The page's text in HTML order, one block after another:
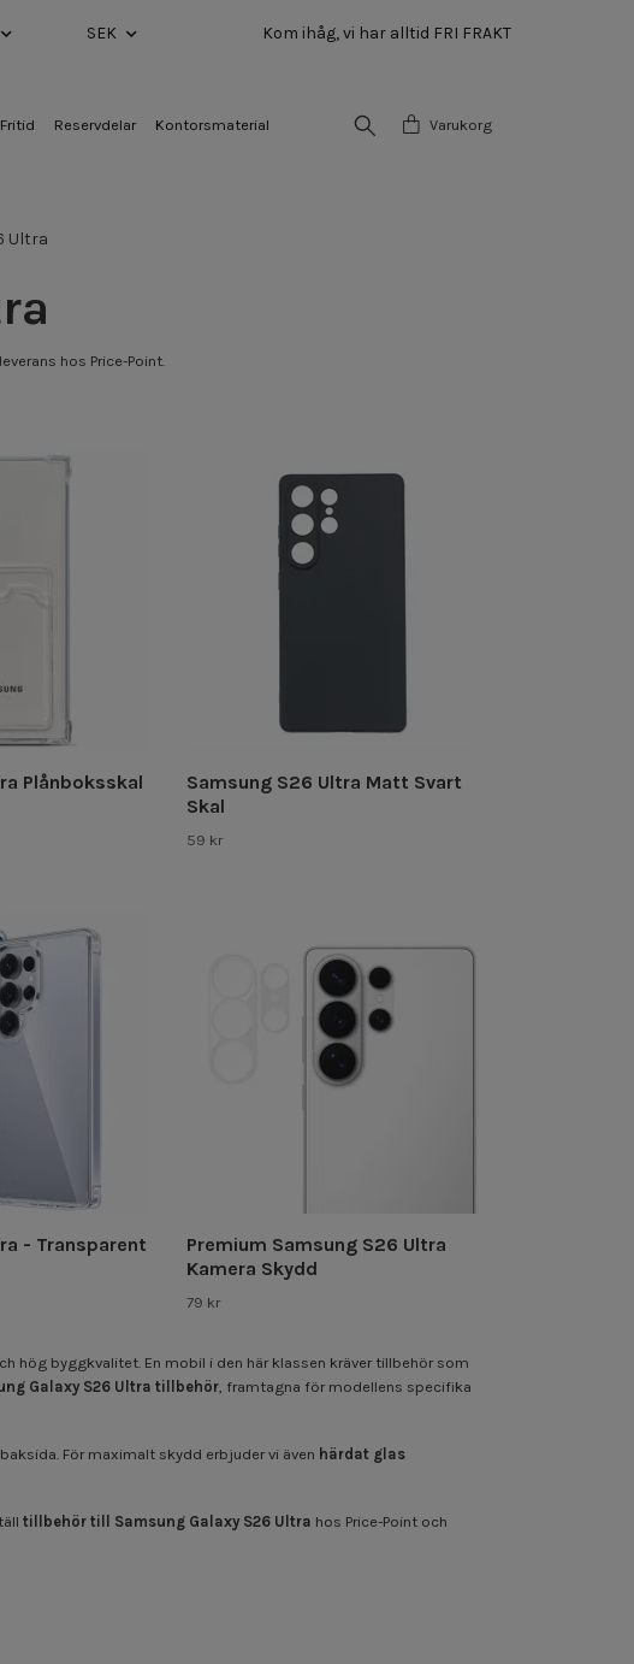
SEK Kom ihåg, vi har alltid FRI FRAKT
Reservdelar Kontorsmaterial Varukorg
Ultra
hos Price-Point.
Plånboksskal
Samsung S26 Ultra Matt Svart
Skal
59 kr
- Transparent
Premium Samsung S26 Ultra
Kamera Skydd
79 kr
hög byggkvalitet. En mobil i den här klassen kräver tillbehör som
Galaxy S26 Ultra tillbehör , framtagna för modellens specifika
För maximalt skydd erbjuder vi även härdat glas
tillbehör till Samsung Galaxy S26 Ultra hos Price-Point och